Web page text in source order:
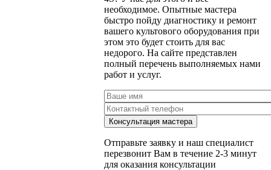
необходимое. Опытные мастера
быстро пойду диагностику и ремонт
вашего культового оборудования при
этом это будет стоить для вас
недорого. На сайте представлен
полный перечень выполняемых нами
работ и услуг.
Отправьте заявку и наш специалист
перезвонит Вам в течение 2-3 минут
для оказания консультации